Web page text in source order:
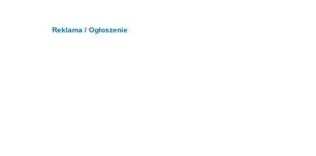
Reklama / Ogłoszenie